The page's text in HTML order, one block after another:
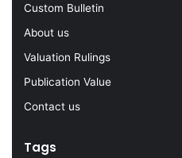
3
Custom Bulletin
About us
Valuation Rulings
Publication Value
Contact us
Tags